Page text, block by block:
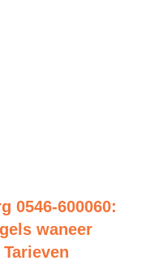
0546-600060:
waneer